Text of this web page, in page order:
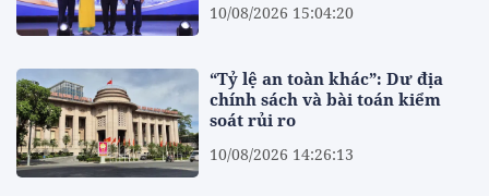
10/08/2026 15:04:20
“Tỷ lệ an toàn khác”: Dư địa
chính sách và bài toán kiểm
soát rủi ro
10/08/2026 14:26:13